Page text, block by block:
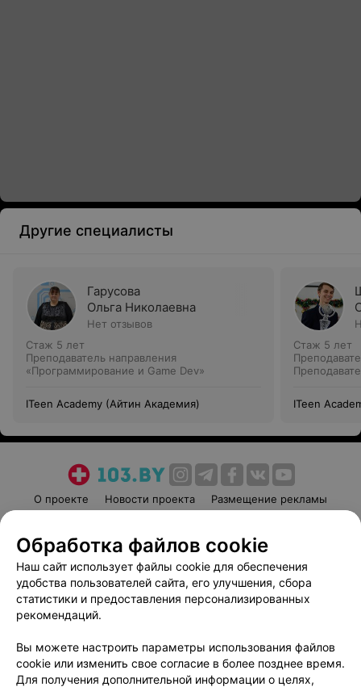
Другие специалисты
Гарусова
Ольга Николаевна
Нет отзывов
Стаж 5 лет
Преподаватель направления
«Программирование и Game Dev»
ITeen Academy (Айтин Академия)
Стаж 5 лет
ITeen
О проекте Новости проекта
Размещение рекламы
Пользовательское соглашение
Способы оплаты
Вакансии
Партнеры
Написать руководителю 103.by
Обработка персональных данных
Обработка файлов cookie
Наш сайт использует файлы cookie для обеспечения
удобства пользователей сайта, его улучшения, сбора
статистики и предоставления персонализированных
рекомендаций.
Вы можете настроить параметры использования файлов
cookie или изменить свое согласие в более позднее время.
Для получения дополнительной информации о целях,